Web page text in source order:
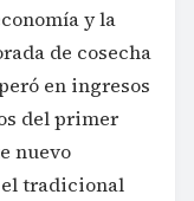
y la
de cosecha
en ingresos
del primer
nuevo
el tradicional